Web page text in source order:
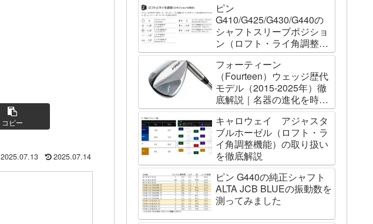
コピー
2025.07.13 2025.07.14
ピン
G410/G425/G430/G440の
シャフトスリーブポジショ
ン（ロフト・ライ角調整機
能）について
フォーティーン
（Fourteen）ウェッジ歴代
モデル（2015-2025年）徹
底解説｜名器の進化を時系
列で辿る
キャロウェイ アジャスタ
ブルホーゼル（ロフト・ラ
イ角調整機能）の取り扱い
を徹底解説
ピン G440の純正シャフト
ALTA JCB BLUEの振動数を
測ってみました